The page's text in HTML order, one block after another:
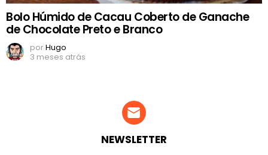
Bolo Húmido de Cacau Coberto de Ganache
de Chocolate Preto e Branco
porHugo
3 meses atrás
NEWSLETTER